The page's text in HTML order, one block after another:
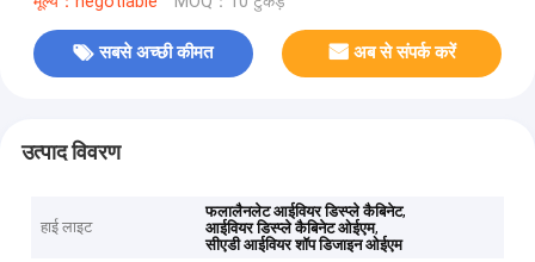
सबसे अच्छी कीमत अब से संपर्क करें
उत्पाद विवरण
हाई लाइट
फलालैनलेट आईवियर डिस्प्ले कैबिनेट,
आईवियर डिस्प्ले कैबिनेट ओईएम,
सीएडी आईवियर शॉप डिजाइन ओईएम